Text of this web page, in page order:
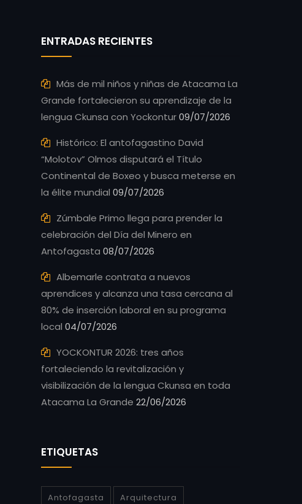
ENTRADAS RECIENTES
Más de mil niños y niñas de Atacama La
Grande fortalecieron su aprendizaje de la
lengua Ckunsa con Yockontur09/07/2026
Histórico: El antofagastino David
“Molotov” Olmos disputará el Título
Continental de Boxeo y busca meterse en
la élite mundial 09/07/2026
Zúmbale Primo llega para prender la
celebración del Día del Minero en
Antofagasta 08/07/2026
Albemarle contrata a nuevos
aprendices y alcanza una tasa cercana al
80% de inserción laboral en su programa
local 04/07/2026
YOCKONTUR 2026: tres años
fortaleciendo la revitalización y
visibilización de la lengua Ckunsa en toda
Atacama La Grande 22/06/2026
ETIQUETAS
Antofagasta Arquitectura